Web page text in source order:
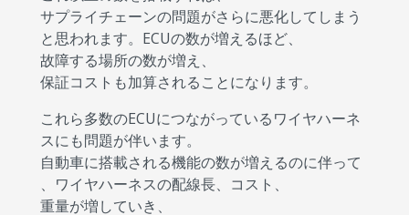
サプライチェーンの問題がさらに悪化してしまう
と思われます。ECUの数が増えるほど、
故障する場所の数が増え、
保証コストも加算されることになります。
これら多数のECUにつながっているワイヤハーネ
スにも問題が伴います。
自動車に搭載される機能の数が増えるのに伴って
、ワイヤハーネスの配線長、コスト、
重量が増していき、